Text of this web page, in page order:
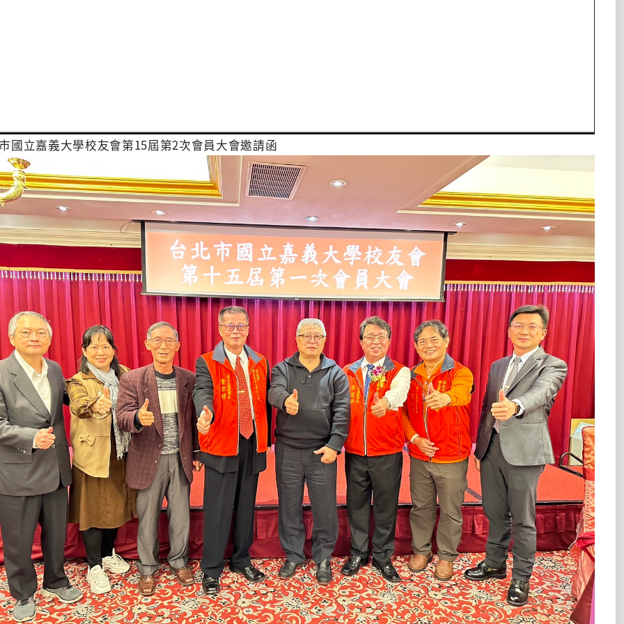
國立嘉義大學校友會第15屆第2次會員大會邀請函